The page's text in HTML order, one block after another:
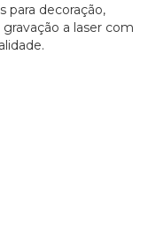
para decoração,
a laser com